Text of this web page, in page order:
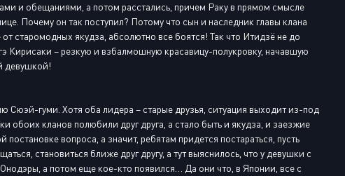
и обещаниями, а потом расстались, причем Раку в прямом смысле
Почему он так поступил? Потому что сын и наследник главы клана
старомодных якудза, абсолютно все боятся! Так что Итидзё не до
Кирисаки – резкую и взбалмошную красавицу-полукровку, начавшую
девушкой!
Сюэй-гуми. Хотя оба лидера – старые друзья, ситуация выходит из-под
обоих кланов полюбили друг друга, а стало быть и якудза, и заезжие
вопроса, а значит, ребятам придется постараться, пусть
становиться ближе друг другу, а тут выяснилось, что у девушки с
а потом еще кое-кто появился… Да они что, в Японии, все с